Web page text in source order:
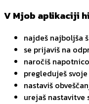
V Mjob aplikaciji
najdeš najboljša
se prijaviš na
naročiš
pregleduješ svoje
nastaviš
urejaš nastavitve